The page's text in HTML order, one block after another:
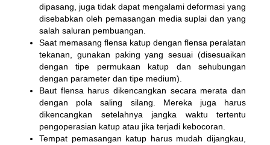
dipasang, juga tidak dapat mengalami deformasi yang
disebabkan oleh pemasangan media suplai dan yang
salah saluran pembuangan.
Saat memasang flensa katup dengan flensa peralatan
tekanan, gunakan paking yang sesuai (disesuaikan
dengan tipe permukaan katup dan sehubungan
dengan parameter dan tipe medium).
Baut flensa harus dikencangkan secara merata dan
dengan pola saling silang. Mereka juga harus
dikencangkan setelahnya jangka waktu tertentu
pengoperasian katup atau jika terjadi kebocoran.
Tempat pemasangan katup harus mudah dijangkau,